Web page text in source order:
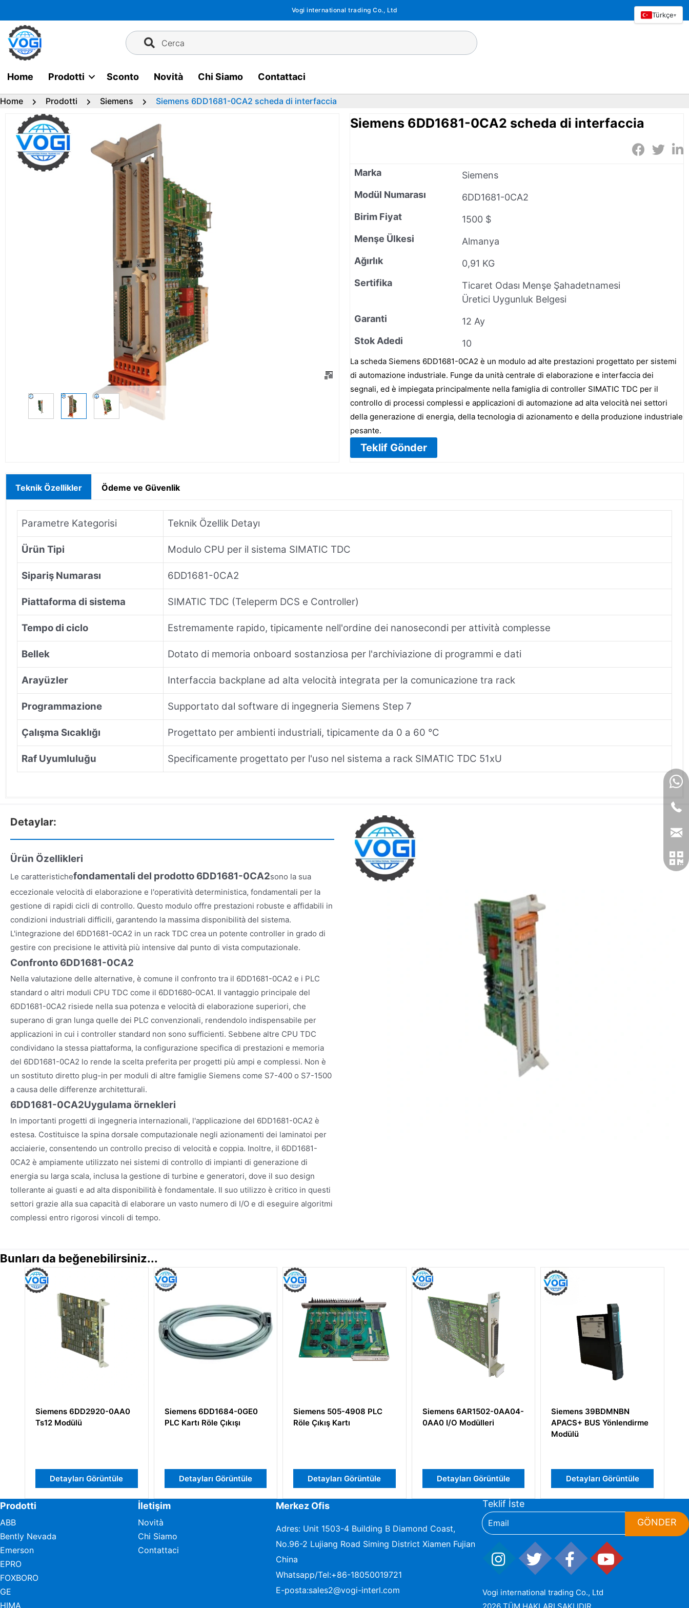
al
contenuto
Vogi international trading Co., Ltd
Cerca
Home Prodotti Sconto Novità Chi Siamo Contattaci
Home Prodotti Siemens Siemens 6DD1681-0CA2 scheda di interfaccia
Siemens 6DD1681-0CA2 scheda di interfaccia
Marka
Siemens
Modül Numarası
6DD1681-0CA2
Birim Fiyat
1500 $
Menşe Ülkesi
Almanya
Ağırlık
0,91 KG
Sertifika
Ticaret Odası Menşe Şahadetnamesi
Üretici Uygunluk Belgesi
Garanti
12 Ay
Stok Adedi
10
La scheda Siemens 6DD1681-0CA2 è un modulo ad alte prestazioni progettato per sistemi
di automazione industriale. Funge da unità centrale di elaborazione e interfaccia dei
segnali, ed è impiegata principalmente nella famiglia di controller SIMATIC TDC per il
controllo di processi complessi e applicazioni di automazione ad alta velocità nei settori
della generazione di energia, della tecnologia di azionamento e della produzione industriale
pesante.
Teklif Gönder
Teknik Özellikler Ödeme ve Güvenlik
Parametre Kategorisi Teknik Özellik Detayı
Ürün Tipi Modulo CPU per il sistema SIMATIC TDC
Sipariş Numarası 6DD1681-0CA2
Piattaforma di sistema SIMATIC TDC (Teleperm DCS e Controller)
Tempo di ciclo Estremamente rapido, tipicamente nell'ordine dei nanosecondi per attività complesse
Bellek Dotato di memoria onboard sostanziosa per l'archiviazione di programmi e dati
Arayüzler Interfaccia backplane ad alta velocità integrata per la comunicazione tra rack
Programmazione Supportato dal software di ingegneria Siemens Step 7
Çalışma Sıcaklığı Progettato per ambienti industriali, tipicamente da 0 a 60 °C
Raf Uyumluluğu Specificamente progettato per l'uso nel sistema a rack SIMATIC TDC 51xU
Detaylar:
Ürün Özellikleri
Le caratteristichefondamentali del prodotto 6DD1681-0CA2sono la sua
eccezionale velocità di elaborazione e l'operatività deterministica, fondamentali per la
gestione di rapidi cicli di controllo. Questo modulo offre prestazioni robuste e affidabili in
condizioni industriali difficili, garantendo la massima disponibilità del sistema.
L'integrazione del 6DD1681-0CA2 in un rack TDC crea un potente controller in grado di
gestire con precisione le attività più intensive dal punto di vista computazionale.
Confronto 6DD1681-0CA2
Nella valutazione delle alternative, è comune il confronto tra il 6DD1681-0CA2 e i PLC
standard o altri moduli CPU TDC come il 6DD1680-0CA1. Il vantaggio principale del
6DD1681-0CA2 risiede nella sua potenza e velocità di elaborazione superiori, che
superano di gran lunga quelle dei PLC convenzionali, rendendolo indispensabile per
applicazioni in cui i controller standard non sono sufficienti. Sebbene altre CPU TDC
condividano la stessa piattaforma, la configurazione specifica di prestazioni e memoria
del 6DD1681-0CA2 lo rende la scelta preferita per progetti più ampi e complessi. Non è
un sostituto diretto plug-in per moduli di altre famiglie Siemens come S7-400 o S7-1500
a causa delle differenze architetturali.
6DD1681-0CA2Uygulama örnekleri
In importanti progetti di ingegneria internazionali, l'applicazione del 6DD1681-0CA2 è
estesa. Costituisce la spina dorsale computazionale negli azionamenti dei laminatoi per
acciaierie, consentendo un controllo preciso di velocità e coppia. Inoltre, il 6DD1681-
0CA2 è ampiamente utilizzato nei sistemi di controllo di impianti di generazione di
energia su larga scala, inclusa la gestione di turbine e generatori, dove il suo design
tollerante ai guasti e ad alta disponibilità è fondamentale. Il suo utilizzo è critico in questi
settori grazie alla sua capacità di elaborare un vasto numero di I/O e di eseguire algoritmi
complessi entro rigorosi vincoli di tempo.
Bunları da beğenebilirsiniz...
Siemens 6DD1684-0GE0
PLC Kartı Röle Çıkışı
Detayları Görüntüle
Siemens 505-4908 PLC
Röle Çıkış Kartı
Detayları Görüntüle
Siemens 6AR1502-0AA04-
0AA0 I/O Modülleri
Detayları Görüntüle
Siemens 39BDMNBN
APACS+ BUS Yönlendirme
Detayları Görüntüle
Siemens 6DD1681-0GK0
SIMATIC TDC Converter
SU13 50 Terminals
Detayları Görüntüle
Prodotti
ABB
Bently Nevada
Emerson
EPRO
FOXBORO
GE
HIMA
İletişim
Novità
Chi Siamo
Contattaci
Merkez Ofis
Adres: Unit 1503-4 Building B Diamond Coast,
No.96-2 Lujiang Road Siming District Xiamen Fujian
China
Whatsapp/Tel:+86-18050019721
E-posta:sales2@vogi-interl.com
Teklif İste
GÖNDER
Vogi international trading Co., Ltd
Türkçe▾